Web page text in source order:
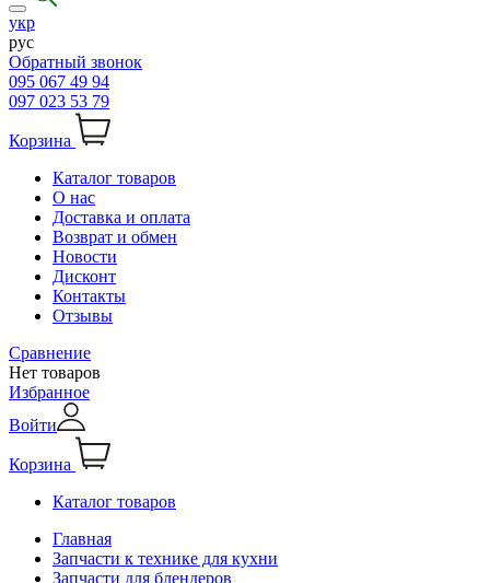
укр
рус
Обратный звонок
095 067 49 94
097 023 53 79
Корзина
Каталог товаров
О нас
Доставка и оплата
Возврат и обмен
Новости
Дисконт
Контакты
Отзывы
Сравнение
Нет товаров
Избранное
Войти
Корзина
Каталог товаров
Главная
Запчасти к технике для кухни
Запчасти для блендеров